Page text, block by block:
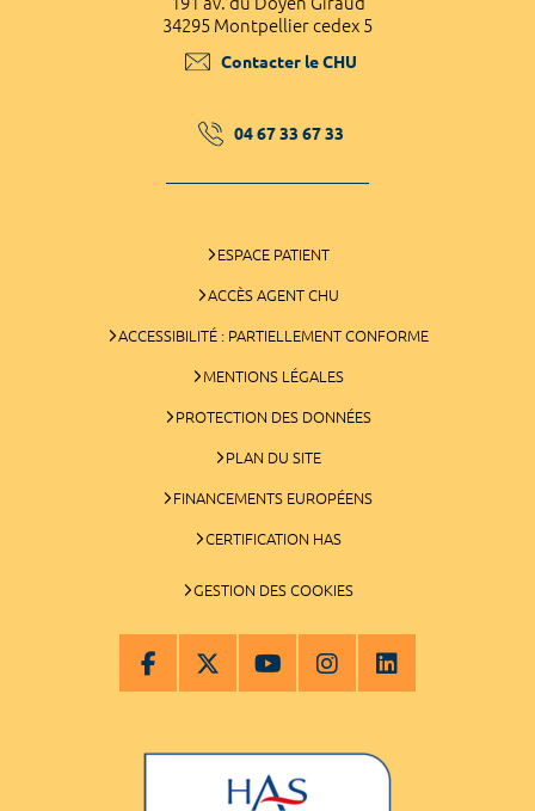
34295 Montpellier cedex 5
Contacter le CHU
04 67 33 67 33
ESPACE PATIENT
ACCÈS AGENT CHU
ACCESSIBILITÉ : PARTIELLEMENT CONFORME
MENTIONS LÉGALES
PROTECTION DES DONNÉES
PLAN DU SITE
FINANCEMENTS EUROPÉENS
CERTIFICATION HAS
GESTION DES COOKIES